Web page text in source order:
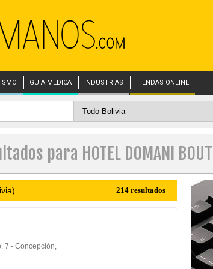
GUÍA MÉDICA INDUSTRIAS TIENDAS ONLINE
para HOTEL DOMANI
214 resultados
7 - Concepción,